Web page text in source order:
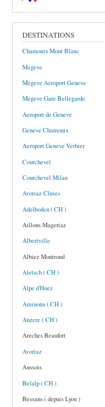
DESTINATIONS
Chamonix Mont Blanc
Megeve
Megeve Aeroport Geneve
Megeve Gare Bellegarde
Aeroport de Geneve
Geneve Chamonix
Aeroport Geneve Verbier
Courchevel
Courchevel Milan
Avoriaz Cluses
Adelboden ( CH )
Aillons Mageriaz
Albertville
Albiez Montrond
Aletsch ( CH )
Alpe d'Huez
Aminona ( CH )
Anzere ( CH )
Areches Beaufort
Avoriaz
Aussois
Belalp ( CH )
Bessans ( depuis Lyon )